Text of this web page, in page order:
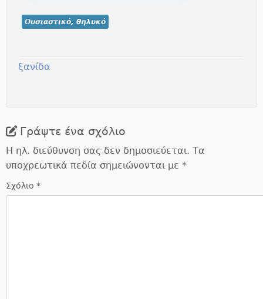
Ουσιαστικό, θηλυκό
ξανίδα
Γράψτε ένα σχόλιο
Η ηλ. διεύθυνση σας δεν δημοσιεύεται. Τα
υποχρεωτικά πεδία σημειώνονται με *
Σχόλιο *